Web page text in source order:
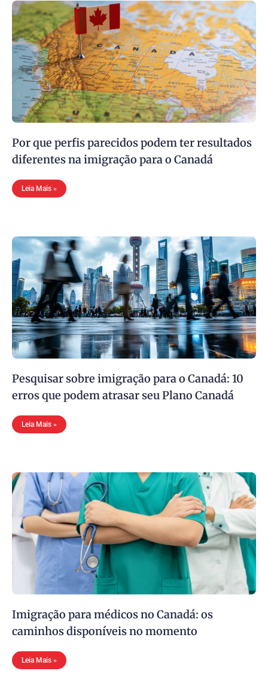
Por que perfis parecidos podem ter resultados
diferentes na imigração para o Canadá
Leia Mais »
Pesquisar sobre imigração para o Canadá: 10
erros que podem atrasar seu Plano Canadá
Leia Mais »
Imigração para médicos no Canadá: os
caminhos disponíveis no momento
Leia Mais »